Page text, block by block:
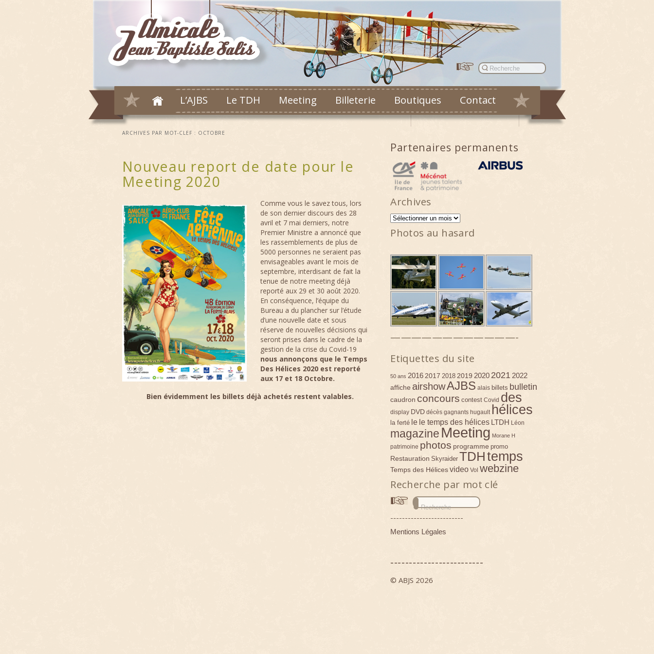
L’AJBS Le TDH Meeting Billeterie Boutiques Contact
ARCHIVES PAR MOT-CLEF : OCTOBRE
Nouveau report de date pour le
Meeting 2020
Comme vous le savez tous, lors
de son dernier discours des 28
avril et 7 mai derniers, notre
Premier Ministre a annoncé que
les rassemblements de plus de
5000 personnes ne seraient pas
envisageables avant le mois de
septembre, interdisant de fait la
tenue de notre meeting déjà
reporté aux 29 et 30 août 2020.
En conséquence, l’équipe du
Bureau a du plancher sur l’étude
d’une nouvelle date et sous
réserve de nouvelles décisions qui
seront prises dans le cadre de la
gestion de la crise du Covid-19
nous annonçons que le Temps
Des Hélices 2020 est reporté
aux 17 et 18 Octobre.
Bien évidemment les billets déjà achetés restent valables.
Partenaires permanents
Archives
Archives
Photos au hasard
————————————-
Etiquettes du site
50 ans 2016 2017 2018 2019 2020 2021 2022
affiche airshowAJBS alais billets bulletin
caudron concours contest Covid des
display DVD décès gagnants hugault hélices
la ferté le le temps des hélices LTDH Léon
magazine Meeting Morane H
patrimoine photos programme promo
Restauration Skyraider TDHtemps
Temps des Hélicesvideo Vol webzine
Recherche par mot clé
-------------------------
Mentions Légales
-------------------------
© ABJS 2026